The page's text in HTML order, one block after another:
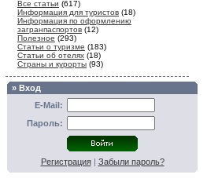
Все статьи (617)
Информация для туристов (18)
Информация по оформлению
загранпаспортов (12)
Полезное (293)
Статьи о туризме (183)
Статьи об отелях (18)
Страны и курорты (93)
» Вход
E-Mail:
Пароль:
Регистрация| Забыли пароль?